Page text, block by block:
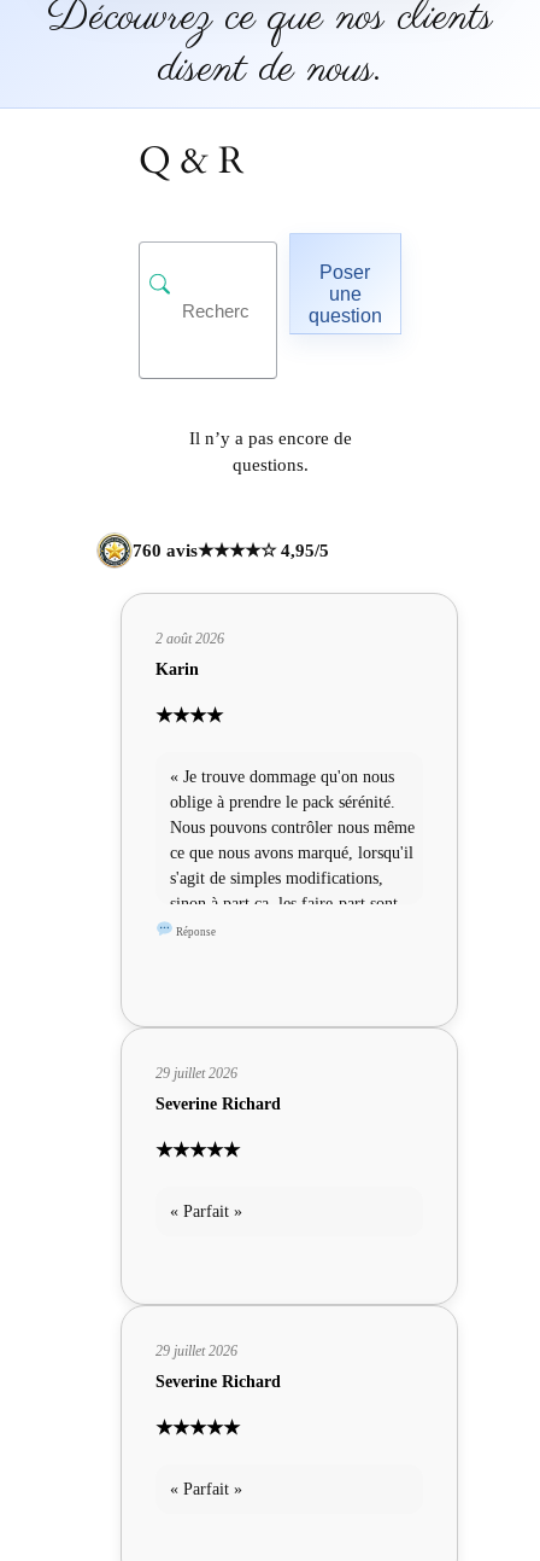
Découvrez ce que nos clients
disent de nous.
Q & R
Poser
une
question
Il n’y a pas encore de
questions.
760 avis★★★★☆ 4,95/5
2 août 2026
Karin
★★★★
« Je trouve dommage qu'on nous
oblige à prendre le pack sérénité.
Nous pouvons contrôler nous même
ce que nous avons marqué, lorsqu'il
s'agit de simples modifications,
sinon à part ça, les faire-part sont
sympas »
Réponse
29 juillet 2026
Severine Richard
★★★★★
« Parfait »
29 juillet 2026
Severine Richard
★★★★★
« Parfait »